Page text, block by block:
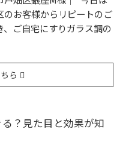
のお客様からリピートのご
、ご自宅にすりガラス調の
ら
？見た目と効果が知